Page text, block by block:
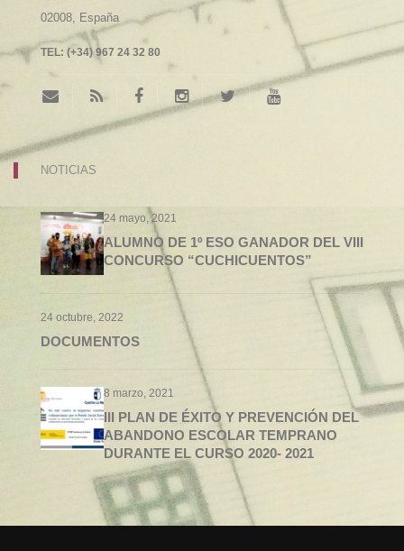
02008, España
TEL: (+34) 967 24 32 80
NOTICIAS
24 mayo, 2021
ALUMNO DE 1º ESO GANADOR DEL VIII
CONCURSO “CUCHICUENTOS”
24 octubre, 2022
DOCUMENTOS
8 marzo, 2021
III PLAN DE ÉXITO Y PREVENCIÓN DEL
ABANDONO ESCOLAR TEMPRANO
DURANTE EL CURSO 2020- 2021